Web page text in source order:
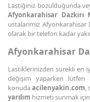
Lastiğiniz bozulduğunda
Afyonkarahisar Dazkırı
ustalarımız Afyonkarahisar
olarak bir telefon kadar
Afyonkarahisar
Lastiklerinizden sürekli en
değişim yaparken lütfen
konudaacilenyakin.com
yardım hizmeti sunmak için